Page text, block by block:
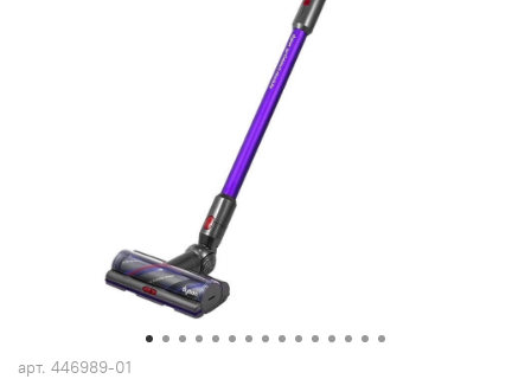
арт. 446989-01